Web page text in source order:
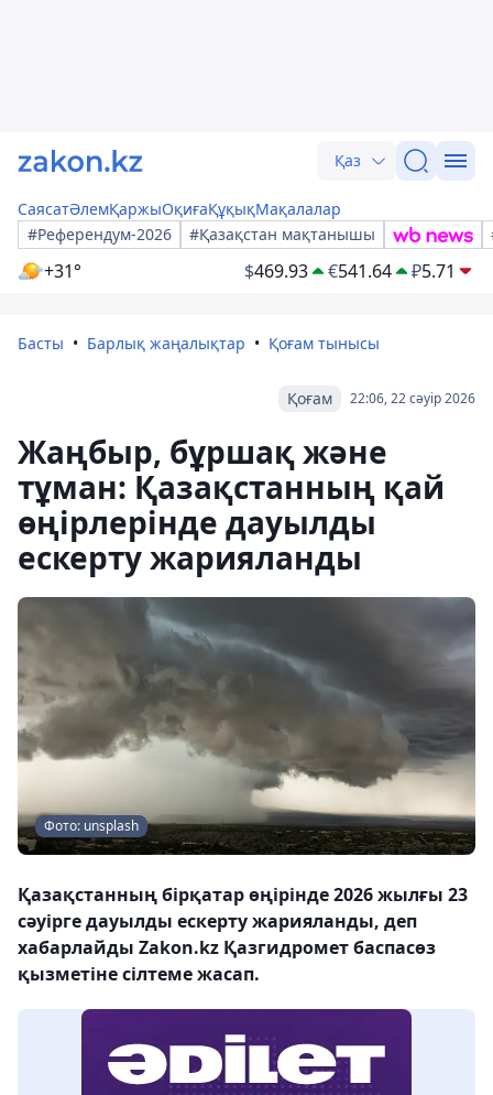
Қаз
СаясатӘлемҚаржыОқиғаҚұқықМақалалар
#Референдум-2026
#Қазақстан мақтанышы
+31° $469.93 €541.64 ₽5.71
Басты Барлық жаңалықтар Қоғам тынысы
22:06, 22 сәуір 2026
Қоғам
Жаңбыр, бұршақ және
тұман: Қазақстанның қай
өңірлерінде дауылды
ескерту жарияланды
Фото: unsplash
Қазақстанның бірқатар өңірінде 2026 жылғы 23
сәуірге дауылды ескерту жарияланды, деп
хабарлайды Zakon.kz Қазгидромет баспасөз
қызметіне сілтеме жасап.